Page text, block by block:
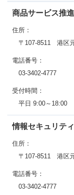
商品サービス推
住所：
〒107-8511 港区
電話番号：
03-3402-4777
受付時間：
平日 9:00～18:00
情報セキュリテ
住所：
〒107-8511 港区
電話番号：
03-3402-4777